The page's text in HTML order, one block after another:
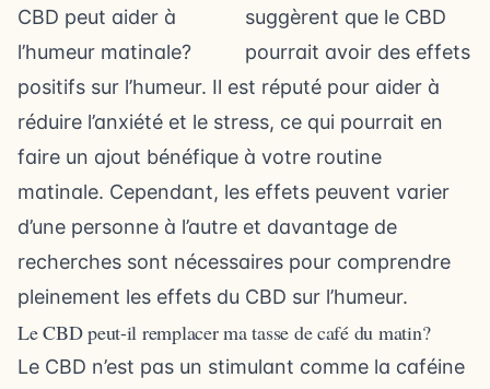
suggèrent que le CBD
pourrait avoir des effets
positifs sur l’humeur. Il est réputé pour aider à
réduire l’anxiété et le stress, ce qui pourrait en
faire un ajout bénéfique à votre routine
matinale. Cependant, les effets peuvent varier
d’une personne à l’autre et davantage de
recherches sont nécessaires pour comprendre
pleinement les effets du CBD sur l’humeur.
Le CBD peut-il remplacer ma tasse de café du matin?
Le CBD n’est pas un stimulant comme la caféine